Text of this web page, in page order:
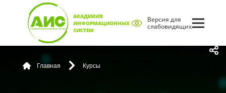
АКАДЕМИЯ
ИНФОРМАЦИОННЫХ
СИСТЕМ
Версия для
слабовидящих
Главная Курсы